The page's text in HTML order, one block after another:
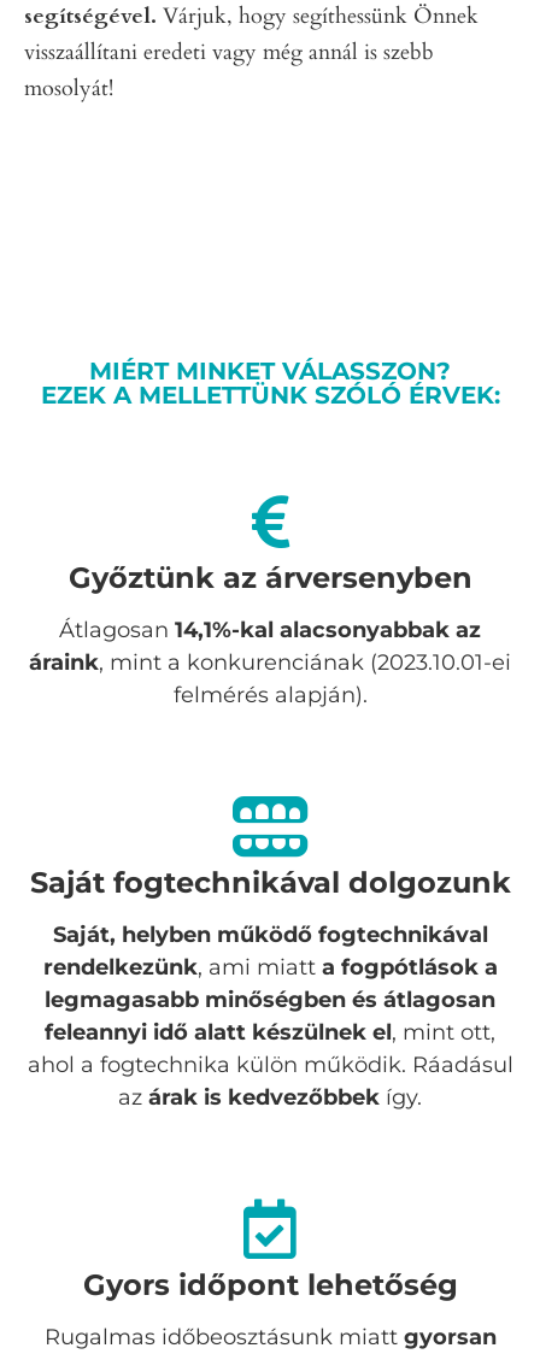
segítségével. Várjuk, hogy segíthessünk Önnek
visszaállítani eredeti vagy még annál is szebb
mosolyát!
MIÉRT MINKET VÁLASSZON?
EZEK A MELLETTÜNK SZÓLÓ ÉRVEK:
Győztünk az árversenyben
Átlagosan 14,1%-kal alacsonyabbak az
áraink, mint a konkurenciának (2023.10.01-ei
felmérés alapján).
Saját fogtechnikával dolgozunk
Saját, helyben működő fogtechnikával
rendelkezünk, ami miatt a fogpótlások a
legmagasabb minőségben és átlagosan
feleannyi idő alatt készülnek el, mint ott,
ahol a fogtechnika külön működik. Ráadásul
az árak is kedvezőbbek így.
Gyors időpont lehetőség
Rugalmas időbeosztásunk miatt gyorsan